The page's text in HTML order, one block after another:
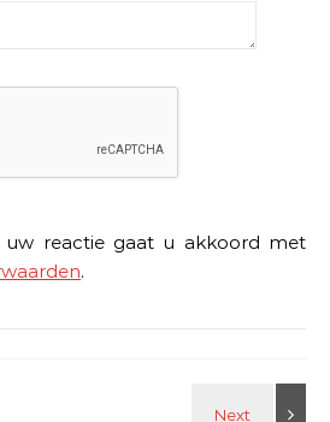
uw reactie gaat u akkoord met
.